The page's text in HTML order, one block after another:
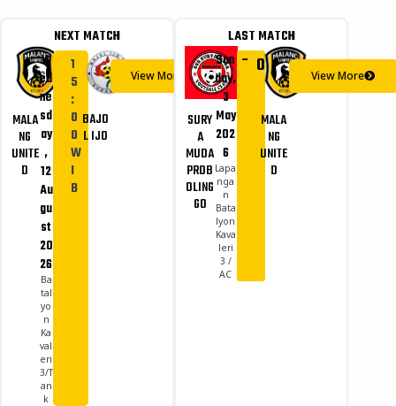
NEXT MATCH
MALA
NG
UNITE
D
W
ed
ne
sd
ay
,
12
Au
gu
st
20
26
Ba
tal
yo
n
Ka
val
eri
3/T
an
k
1
5
:
0
0
W
I
B
BAJO
L IJO
View More
LAST MATCH
SURY
A
MUDA
PROB
OLING
GO
Sun
day,
3
May
202
6
Lapa
nga
n
Bata
lyon
Kava
leri
3 /
AC
1
- 0
MALA
NG
UNITE
D
View More